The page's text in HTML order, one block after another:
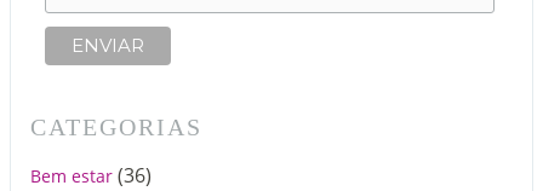
CATEGORIAS
Bem estar (36)